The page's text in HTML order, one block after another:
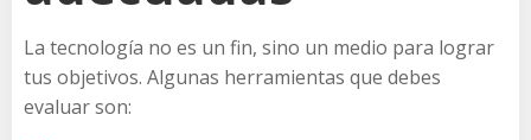
La tecnología no es un fin, sino un medio para lograr
tus objetivos. Algunas herramientas que debes
evaluar son: